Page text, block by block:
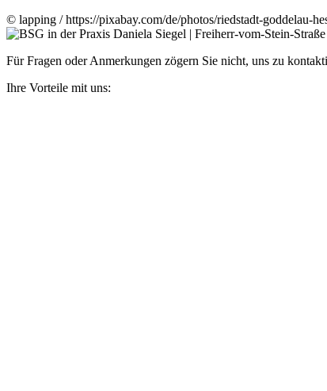
© lapping / https://pixabay.com/de/photos/riedstadt-goddelau-
Für Fragen oder Anmerkungen zögern Sie nicht, uns zu
Ihre Vorteile mit uns: